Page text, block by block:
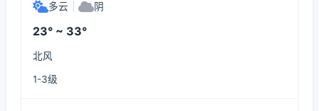
多云 阴
23° ~ 33°
北风
1-3级